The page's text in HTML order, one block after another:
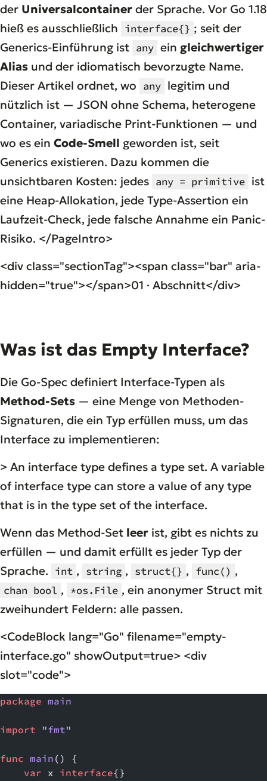
der Universalcontainer der Sprache. Vor Go 1.18
hieß es ausschließlich interface{} ; seit der
Generics-Einführung ist any ein gleichwertiger
Alias und der idiomatisch bevorzugte Name.
Dieser Artikel ordnet, wo any legitim und
nützlich ist — JSON ohne Schema, heterogene
Container, variadische Print-Funktionen — und
wo es ein Code-Smell geworden ist, seit
Generics existieren. Dazu kommen die
unsichtbaren Kosten: jedes any = primitive ist
eine Heap-Allokation, jede Type-Assertion ein
Laufzeit-Check, jede falsche Annahme ein Panic-
Risiko. </PageIntro>
<div class="sectionTag"><span class="bar" aria-
hidden="true"></span>01 · Abschnitt</div>
Was ist das Empty Interface?
Die Go-Spec definiert Interface-Typen als
Method-Sets — eine Menge von Methoden-
Signaturen, die ein Typ erfüllen muss, um das
Interface zu implementieren:
> An interface type defines a type set. A variable
of interface type can store a value of any type
that is in the type set of the interface.
Wenn das Method-Set leer ist, gibt es nichts zu
erfüllen — und damit erfüllt es jeder Typ der
Sprache. int , string , struct{} , func() ,
chan bool , *os.File , ein anonymer Struct mit
zweihundert Feldern: alle passen.
<CodeBlock lang="Go" filename="empty-
interface.go" showOutput=true> <div
slot="code">
package main
import "fmt"
func main () {
    var
x interface{}